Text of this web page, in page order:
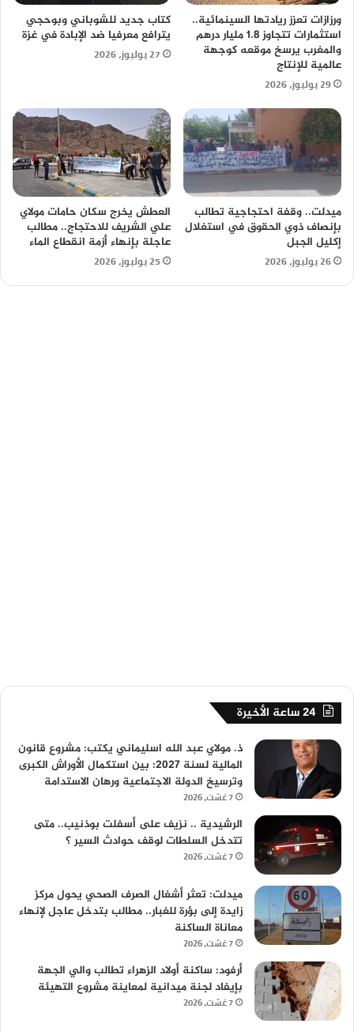
ورزازات تعزز ريادتها السينمائية..
استثمارات تتجاوز 1.8 مليار درهم
والمغرب يرسخ موقعه كوجهة
عالمية للإنتاج
29 يوليوز، 2026
كتاب جديد للشوباني وبوحجي
يترافع معرفيا ضد الإبادة في غزة
27 يوليوز، 2026
ميدلت.. وقفة احتجاجية تطالب
بإنصاف ذوي الحقوق في استغلال
إكليل الجبل
26 يوليوز، 2026
العطش يخرج سكان حامات مولاي
علي الشريف للاحتجاج.. مطالب
عاجلة بإنهاء أزمة انقطاع الماء
25 يوليوز، 2026
24 ساعة الأخيرة
ذ. مولاي عبد الله اسليماني يكتب: مشروع قانون
المالية لسنة 2027: بين استكمال الأوراش الكبرى
وترسيخ الدولة الاجتماعية ورهان الاستدامة
7 غشت، 2026
الرشيدية .. نزيف على أسفلت بوذنيب.. متى
تتدخل السلطات لوقف حوادث السير ؟
7 غشت، 2026
ميدلت: تعثر أشغال الصرف الصحي يحول مركز
زايدة إلى بؤرة للغبار.. مطالب بتدخل عاجل لإنهاء
معاناة الساكنة
7 غشت، 2026
أرفود: ساكنة أولاد الزهراء تطالب والي الجهة
بإيفاد لجنة ميدانية لمعاينة مشروع التهيئة
7 غشت، 2026